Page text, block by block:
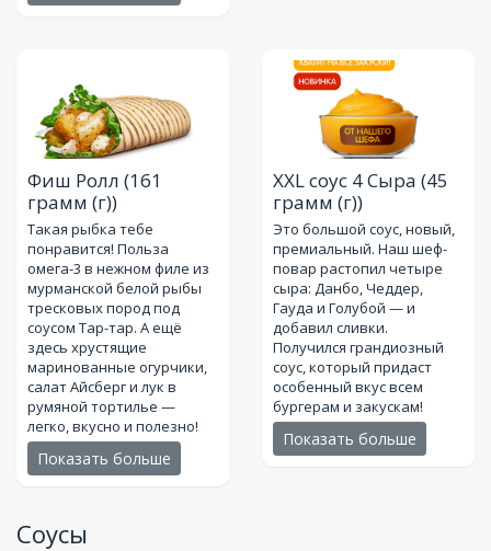
Фиш Ролл (161
грамм (г))
Такая рыбка тебе
понравится! Польза
омега-3 в нежном филе из
мурманской белой рыбы
тресковых пород под
соусом Тар-тар. А ещё
здесь хрустящие
маринованные огурчики,
салат Айсберг и лук в
румяной тортилье —
легко, вкусно и полезно!
Показать больше
XXL соус 4 Сыра (45
грамм (г))
Это большой соус, новый,
премиальный. Наш шеф-
повар растопил четыре
сыра: Данбо, Чеддер,
Гауда и Голубой — и
добавил сливки.
Получился грандиозный
соус, который придаст
особенный вкус всем
бургерам и закускам!
Показать больше
Соусы